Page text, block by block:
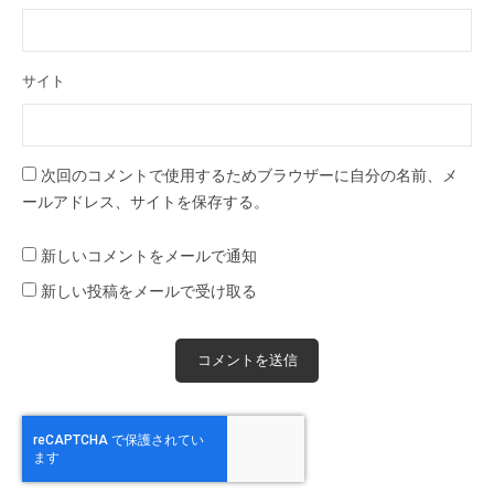
サイト
次回のコメントで使用するためブラウザーに自分の名前、メ
ールアドレス、サイトを保存する。
新しいコメントをメールで通知
新しい投稿をメールで受け取る